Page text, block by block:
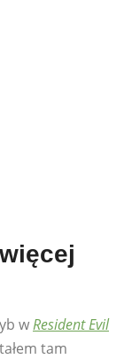
wResident Evil
tam